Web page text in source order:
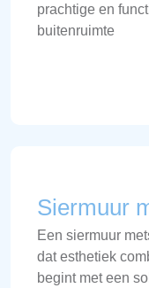
prachtige en
buitenruimte
Siermuur
Een siermuur
dat esthetiek
begint met een